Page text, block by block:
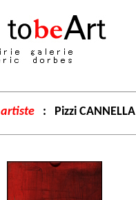
artiste : Pizzi CANNELLA